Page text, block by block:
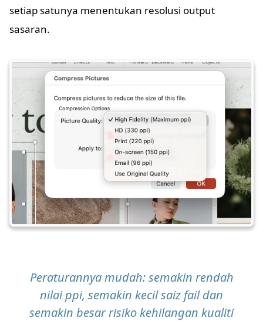
setiap satunya menentukan resolusi output
sasaran.
Peraturannya mudah: semakin rendah
nilai ppi, semakin kecil saiz fail dan
semakin besar risiko kehilangan kualiti